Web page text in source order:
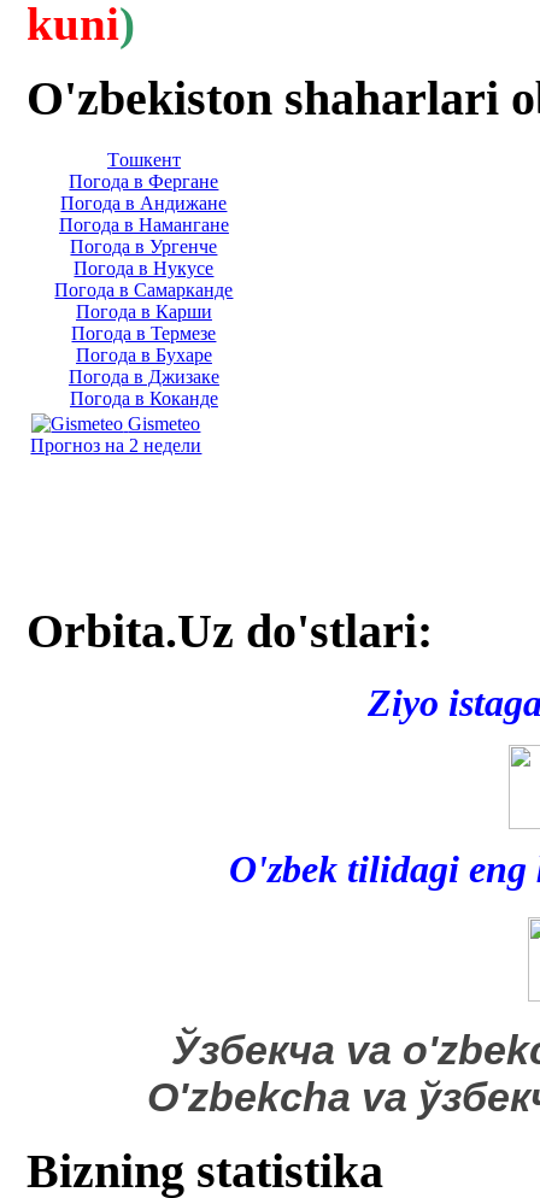
kuni)
O'zbekiston shaharlari
Тoшкент
Погода в Фергане
Погода в Андижане
Погода в Намангане
Погода в Ургенче
Погода в Нукусе
Погода в Самарканде
Погода в Карши
Погода в Термезе
Погода в Бухаре
Погода в Джизаке
Погода в Коканде
Gismeteo
Прогноз на 2 недели
Orbita.Uz do'stlari:
Ziyo
O'zbek tilidagi
​Ўзбекча va
O'zbekcha va
Bizning statistika